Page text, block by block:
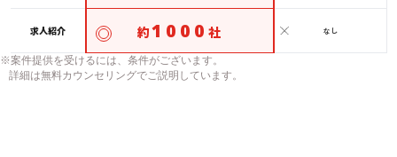
求人紹介 約1000 社 なし
※案件提供を受けるには、条件がございます。
詳細は無料カウンセリングでご説明しています。